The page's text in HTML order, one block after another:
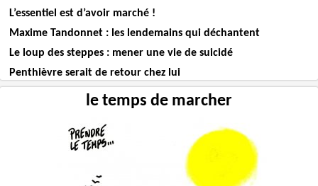
L’essentiel est d’avoir marché !
Maxime Tandonnet : les lendemains qui déchantent
Le loup des steppes : mener une vie de suicidé
Penthièvre serait de retour chez lui
le temps de marcher